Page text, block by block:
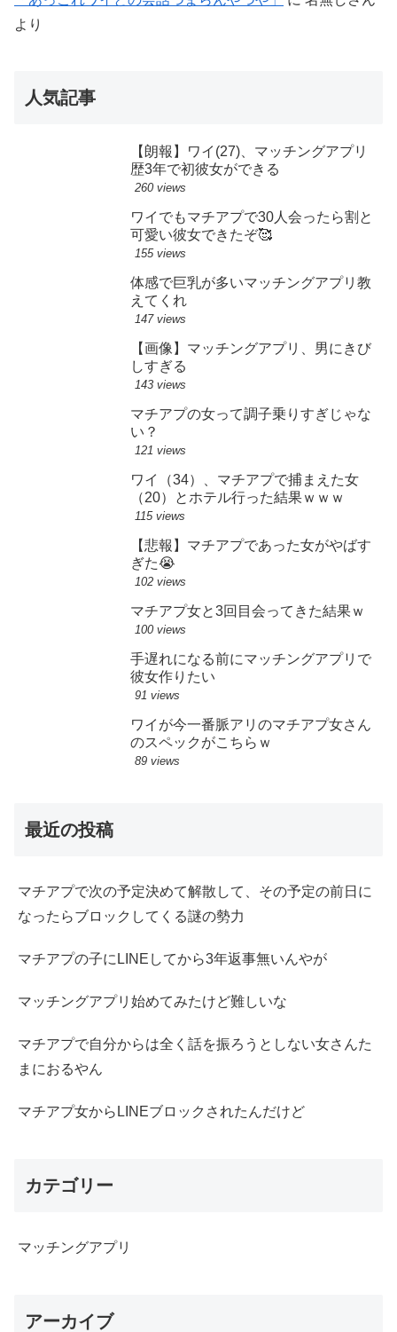
より
人気記事
【朗報】ワイ(27)、マッチングアプリ
歴3年で初彼女ができる
260 views
ワイでもマチアプで30人会ったら割と
可愛い彼女できたぞ🥰
155 views
体感で巨乳が多いマッチングアプリ教
えてくれ
147 views
【画像】マッチングアプリ、男にきび
しすぎる
143 views
マチアプの女って調子乗りすぎじゃな
い？
121 views
ワイ（34）、マチアプで捕まえた女
（20）とホテル行った結果ｗｗｗ
115 views
【悲報】マチアプであった女がやばす
ぎた😭
102 views
マチアプ女と3回目会ってきた結果ｗ
100 views
手遅れになる前にマッチングアプリで
彼女作りたい
91 views
ワイが今一番脈アリのマチアプ女さん
のスペックがこちらｗ
89 views
最近の投稿
マチアプで次の予定決めて解散して、その予定の前日に
なったらブロックしてくる謎の勢力
マチアプの子にLINEしてから3年返事無いんやが
マッチングアプリ始めてみたけど難しいな
マチアプで自分からは全く話を振ろうとしない女さんた
まにおるやん
マチアプ女からLINEブロックされたんだけど
カテゴリー
マッチングアプリ
アーカイブ